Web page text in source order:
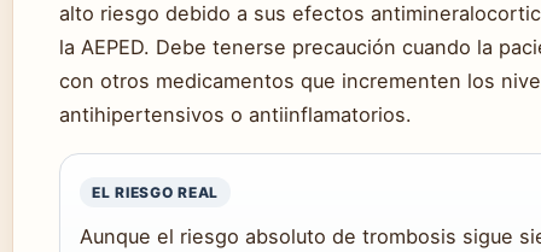
alto riesgo debido a sus efectos
la AEPED. Debe tenerse precaución cuando la
con otros medicamentos que incrementen los
antihipertensivos o antiinflamatorios.
EL RIESGO REAL
Aunque el riesgo absoluto de trombosis sigue